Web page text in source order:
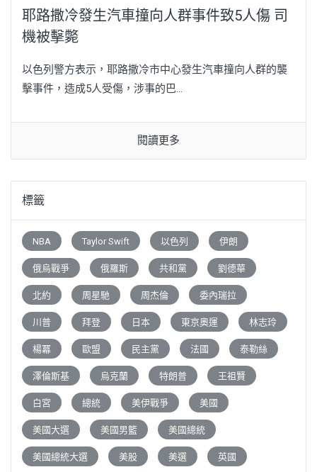
耶路撒冷發生汽車撞向人群事件致5人傷 司
機被擊斃
以色列警方表示，耶路撒冷市中心發生汽車撞向人群的襲
擊事件，造成5人受傷，涉事的巴...
閱讀更多
標籤
NBA Taylor Swift 以色列 伊朗
俄烏戰爭 俄羅斯 共和黨 劉德華
北約 周星馳 周杰倫 委內瑞拉
川普 拜登 日本 東京奧運 林志玲
楊冪 歐盟 民主黨 法國 泰勒絲
澤倫斯基 烏克蘭 特朗普 王祖賢
白宮 總統 美伊戰爭 美國
美國大選 美國男籃 美國總統
美國總統大選 美股 美選 英國